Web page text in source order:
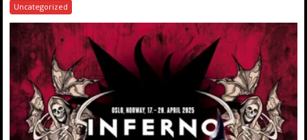
Uncategorized